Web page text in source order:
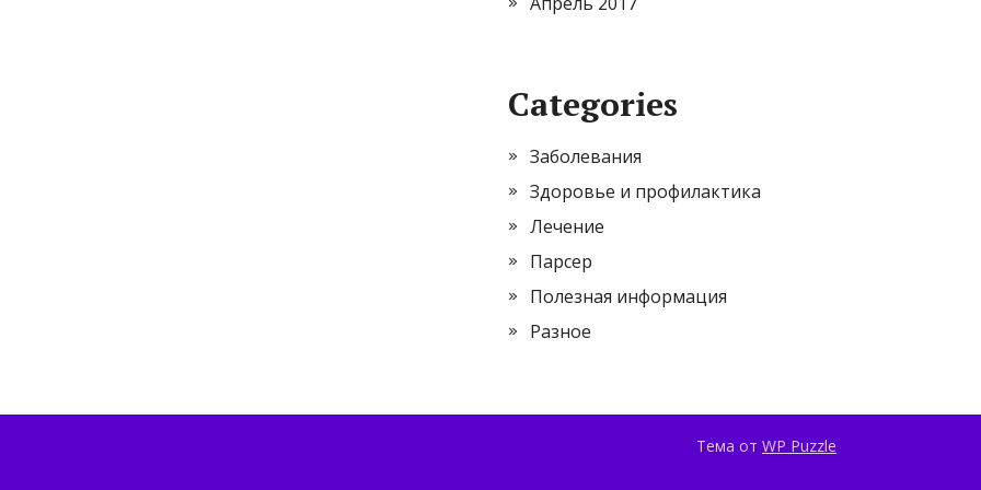
Categories
Заболевания
Здоровье и профилактика
Лечение
Парсер
Полезная информация
Разное
Тема от WP Puzzle